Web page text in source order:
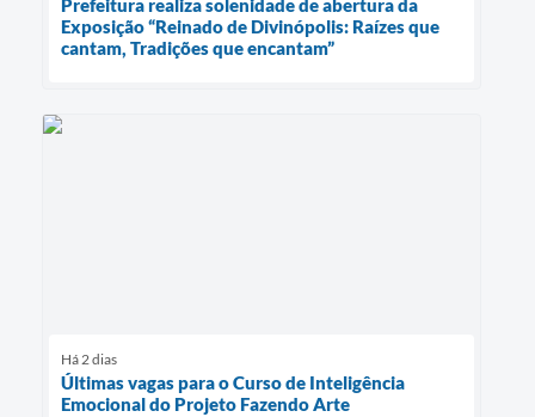
Prefeitura realiza solenidade de abertura da
Exposição “Reinado de Divinópolis: Raízes que
cantam, Tradições que encantam”
Há 2 dias
Últimas vagas para o Curso de Inteligência
Emocional do Projeto Fazendo Arte